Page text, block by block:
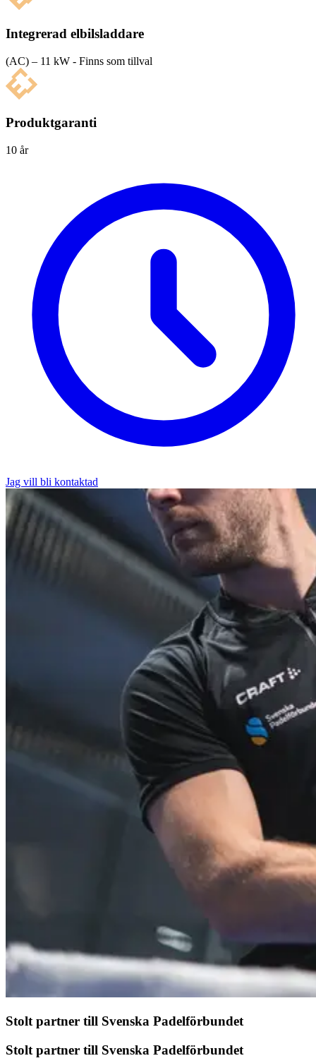
Integrerad elbilsladdare
(AC) – 11 kW - Finns som tillval
Produktgaranti
10 år
Jag vill bli kontaktad
Stolt partner till Svenska Padelförbundet
Stolt partner till Svenska Padelförbundet